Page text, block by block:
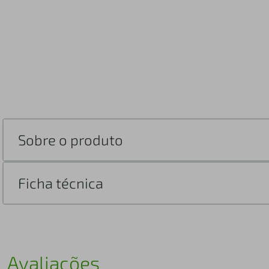
Sobre o produto
Ficha técnica
Avaliações